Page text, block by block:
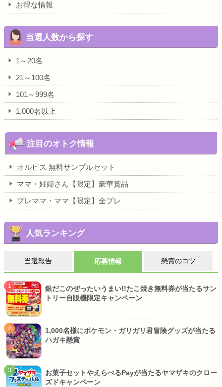
お得な情報
当選人数から探す
1～20名
21～100名
101～999名
1,000名以上
注目のオトク情報
オルビス 無料サンプルセット
ママ・妊婦さん【限定】豪華賞品
プレママ・ママ【限定】全プレ
人気ランキング
当選報告 応募情報 懸賞のコツ
銀だこのぜったいうまい!!たこ焼き無料券が当たるサン
トリー自販機限定キャンペーン
1,000名様にポケモン・ガリガリ君冒険グッズが当たる
ハガキ懸賞
お菓子セットやえらべるPayが当たるヤマザキのクロー
ズドキャンペーン